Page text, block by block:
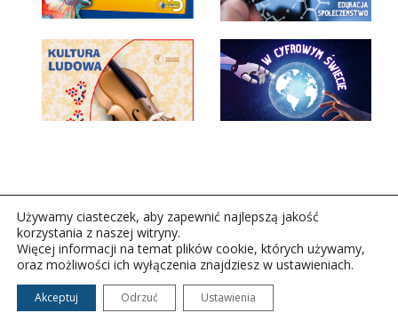
Copyright © 2026Polskie Radio Rzeszów S.A. w likwidacj.
Wszelkie prawa zastrzeżone.
Używamy ciasteczek, aby zapewnić najlepszą jakość
korzystania z naszej witryny.
Więcej informacji na temat plików cookie, których używamy,
oraz możliwości ich wyłączenia znajdziesz w ustawieniach.
Akceptuj Odrzuć Ustawienia